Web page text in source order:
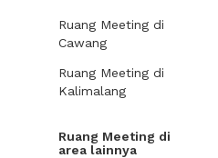
Ruang Meeting di
Cawang
Ruang Meeting di
Kalimalang
Ruang Meeting di
area lainnya